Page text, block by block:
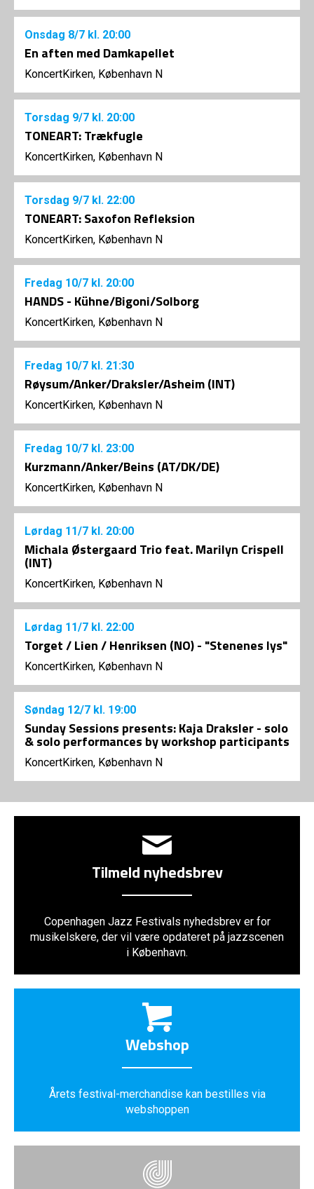
Onsdag 8/7 kl. 20:00
En aften med Damkapellet
KoncertKirken, København N
Torsdag 9/7 kl. 20:00
TONEART: Trækfugle
KoncertKirken, København N
Torsdag 9/7 kl. 22:00
TONEART: Saxofon Refleksion
KoncertKirken, København N
Fredag 10/7 kl. 20:00
HANDS - Kühne/Bigoni/Solborg
KoncertKirken, København N
Fredag 10/7 kl. 21:30
Røysum/Anker/Draksler/Asheim (INT)
KoncertKirken, København N
Fredag 10/7 kl. 23:00
Kurzmann/Anker/Beins (AT/DK/DE)
KoncertKirken, København N
Lørdag 11/7 kl. 20:00
Michala Østergaard Trio feat. Marilyn Crispell
(INT)
KoncertKirken, København N
Lørdag 11/7 kl. 22:00
Torget / Lien / Henriksen (NO) - "Stenenes lys"
KoncertKirken, København N
Søndag 12/7 kl. 19:00
Sunday Sessions presents: Kaja Draksler - solo
& solo performances by workshop participants
KoncertKirken, København N
Tilmeld nyhedsbrev
Copenhagen Jazz Festivals nyhedsbrev er for
musikelskere, der vil være opdateret på jazzscenen
i København.
Webshop
Årets festival-merchandise kan bestilles via
webshoppen